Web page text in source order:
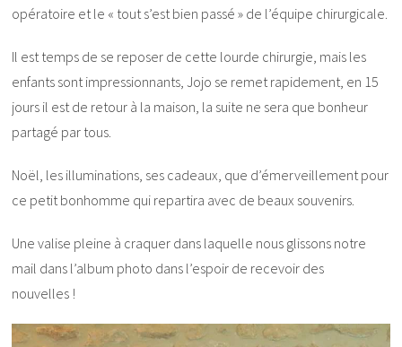
opératoire et le « tout s’est bien passé » de l’équipe chirurgicale.
Il est temps de se reposer de cette lourde chirurgie, mais les
enfants sont impressionnants, Jojo se remet rapidement, en 15
jours il est de retour à la maison, la suite ne sera que bonheur
partagé par tous.
Noël, les illuminations, ses cadeaux, que d’émerveillement pour
ce petit bonhomme qui repartira avec de beaux souvenirs.
Une valise pleine à craquer dans laquelle nous glissons notre
mail dans l’album photo dans l’espoir de recevoir des
nouvelles !